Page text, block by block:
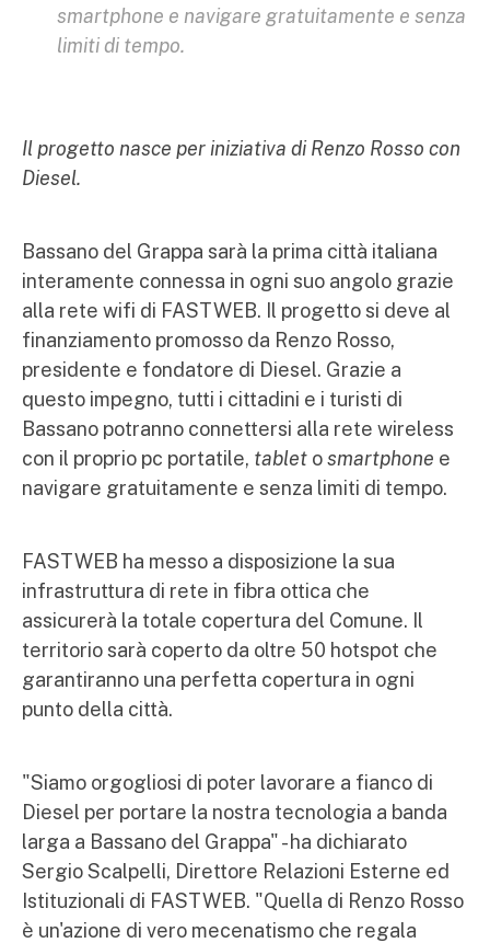
smartphone e navigare gratuitamente e senza
limiti di tempo.
Il progetto nasce per iniziativa di Renzo Rosso con
Diesel.
Bassano del Grappa sarà la prima città italiana
interamente connessa in ogni suo angolo grazie
alla rete wifi di FASTWEB. Il progetto si deve al
finanziamento promosso da Renzo Rosso,
presidente e fondatore di Diesel. Grazie a
questo impegno, tutti i cittadini e i turisti di
Bassano potranno connettersi alla rete wireless
con il proprio pc portatile, tablet osmartphone e
navigare gratuitamente e senza limiti di tempo.
FASTWEB ha messo a disposizione la sua
infrastruttura di rete in fibra ottica che
assicurerà la totale copertura del Comune. Il
territorio sarà coperto da oltre 50 hotspot che
garantiranno una perfetta copertura in ogni
punto della città.
"Siamo orgogliosi di poter lavorare a fianco di
Diesel per portare la nostra tecnologia a banda
larga a Bassano del Grappa" - ha dichiarato
Sergio Scalpelli, Direttore Relazioni Esterne ed
Istituzionali di FASTWEB. "Quella di Renzo Rosso
è un'azione di vero mecenatismo che regala